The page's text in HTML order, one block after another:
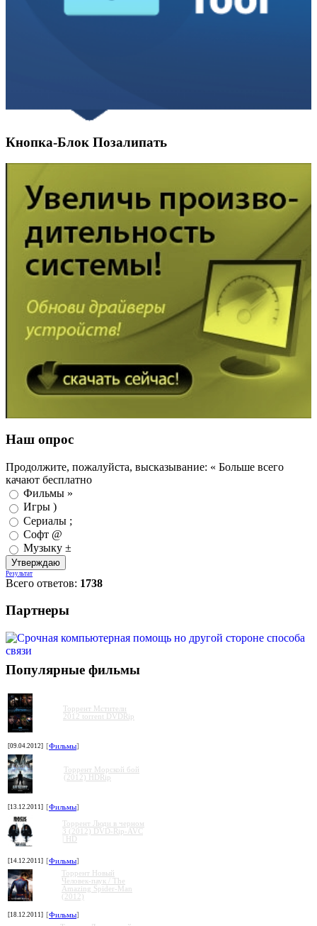
Кнопка-Блок Позалипать
Наш опрос
Продолжите, пожалуйста, высказывание: « Больше всего
качают бесплатно
Фильмы »
Игры )
Сериалы ;
Софт @
Музыку ±
Результат
Всего ответов: 1738
Партнеры
Популярные фильмы
Торрент Мстители
2012 torrent DVDRip
[09.04.2012] [Фильмы]
Торрент Морской бой
(2012) HDRip
[13.12.2011] [Фильмы]
Торрент Люди в черном
3 (2012) DVD-Rip-AVC
| HD
[14.12.2011] [Фильмы]
Торрент Новый
Человек-паук / The
Amazing Spider-Man
(2012)
[18.12.2011] [Фильмы]